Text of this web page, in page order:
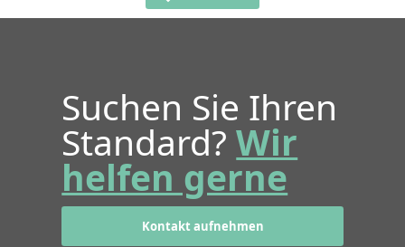
Suchen Sie Ihren
Standard?Wir
helfen gerne
Kontakt aufnehmen